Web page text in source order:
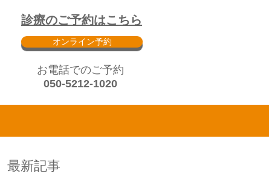
診療のご予約はこちら
オンライン予約
​お電話でのご予約
050-5212-1020
最新記事